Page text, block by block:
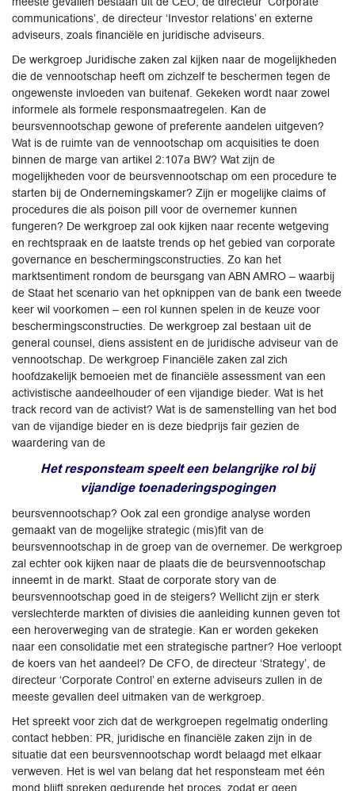
communications’, de directeur ‘Investor relations’ en externe
adviseurs, zoals financiële en juridische adviseurs.
De werkgroep Juridische zaken zal kijken naar de mogelijkheden
die de vennootschap heeft om zichzelf te beschermen tegen de
ongewenste invloeden van buitenaf. Gekeken wordt naar zowel
informele als formele responsmaatregelen. Kan de
beursvennootschap gewone of preferente aandelen uitgeven?
Wat is de ruimte van de vennootschap om acquisities te doen
binnen de marge van artikel 2:107a BW? Wat zijn de
mogelijkheden voor de beursvennootschap om een procedure te
starten bij de Ondernemingskamer? Zijn er mogelijke claims of
procedures die als poison pill voor de overnemer kunnen
fungeren? De werkgroep zal ook kijken naar recente wetgeving
en rechtspraak en de laatste trends op het gebied van corporate
governance en beschermingsconstructies. Zo kan het
marktsentiment rondom de beursgang van ABN AMRO – waarbij
de Staat het scenario van het opknippen van de bank een tweede
keer wil voorkomen – een rol kunnen spelen in de keuze voor
beschermingsconstructies. De werkgroep zal bestaan uit de
general counsel, diens assistent en de juridische adviseur van de
vennootschap. De werkgroep Financiële zaken zal zich
hoofdzakelijk bemoeien met de financiële assessment van een
activistische aandeelhouder of een vijandige bieder. Wat is het
track record van de activist? Wat is de samenstelling van het bod
van de vijandige bieder en is deze biedprijs fair gezien de
waardering van de
Het responsteam speelt een belangrijke rol bij
vijandige toenaderingspogingen
beursvennootschap? Ook zal een grondige analyse worden
gemaakt van de mogelijke strategic (mis)fit van de
beursvennootschap in de groep van de overnemer. De werkgroep
zal echter ook kijken naar de plaats die de beursvennootschap
inneemt in de markt. Staat de corporate story van de
beursvennootschap goed in de steigers? Wellicht zijn er sterk
verslechterde markten of divisies die aanleiding kunnen geven tot
een heroverweging van de strategie. Kan er worden gekeken
naar een consolidatie met een strategische partner? Hoe verloopt
de koers van het aandeel? De CFO, de directeur ‘Strategy’, de
directeur ‘Corporate Control’ en externe adviseurs zullen in de
meeste gevallen deel uitmaken van de werkgroep.
Het spreekt voor zich dat de werkgroepen regelmatig onderling
contact hebben: PR, juridische en financiële zaken zijn in de
situatie dat een beursvennootschap wordt belaagd met elkaar
verweven. Het is wel van belang dat het responsteam met één